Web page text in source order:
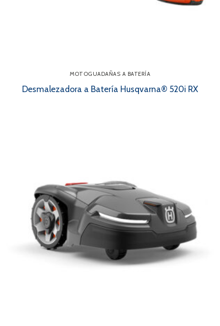
MOTOGUADAÑAS A BATERÍA
Desmalezadora a Batería Husqvarna® 520i RX